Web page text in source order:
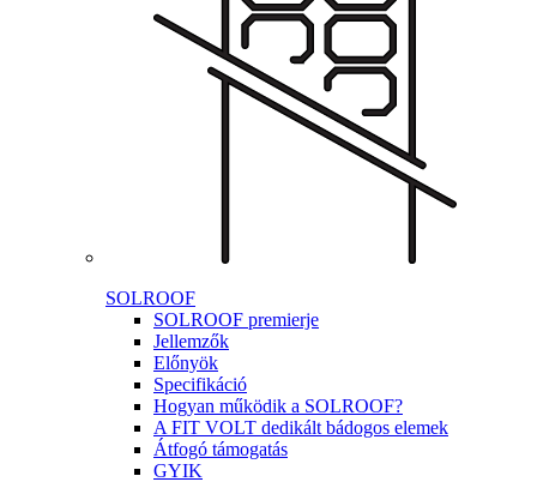
SOLROOF
SOLROOF premierje
Jellemzők
Előnyök
Specifikáció
Hogyan működik a SOLROOF?
A FIT VOLT dedikált bádogos elemek
Átfogó támogatás
GYIK